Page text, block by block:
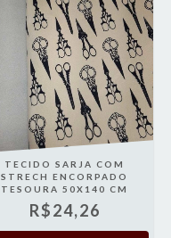
TECIDO SARJA COM
STRECH ENCORPADO
TESOURA 50X140 CM
R$24,26